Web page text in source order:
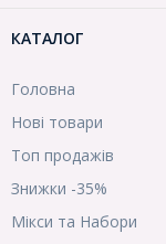
КАТАЛОГ
Головна
Нові товари
Топ продажів
Знижки -35%
Мікси та Набори